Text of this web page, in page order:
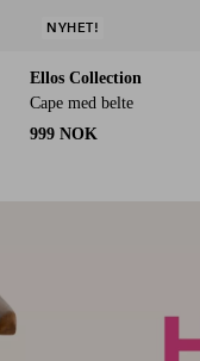
Ellos Collection
Cape med belte
999 NOK
NYHET!